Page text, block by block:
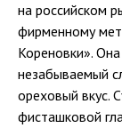
на российском
фирменному
Кореновки».
незабываемый
ореховый вкус.
фисташковой